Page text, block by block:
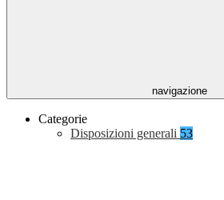
navigazione
Categorie
Disposizioni generali 53